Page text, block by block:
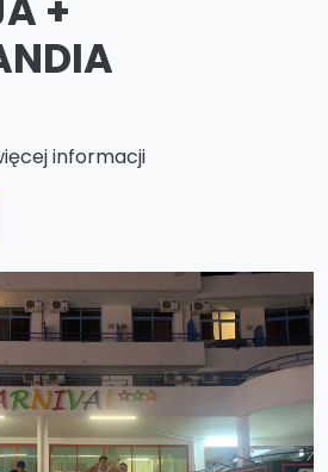
informacji